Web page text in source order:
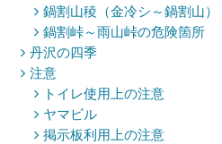
鍋割山稜（金冷シ～鍋割山）
鍋割峠～雨山峠の危険箇所
丹沢の四季
注意
トイレ使用上の注意
ヤマビル
掲示板利用上の注意